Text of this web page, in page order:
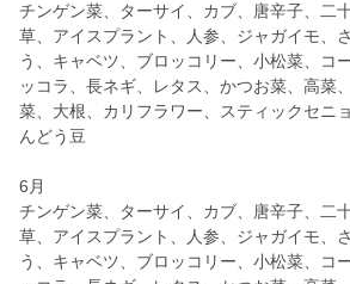
チンゲン菜、ターサイ、カブ、唐辛子、二
草、アイスプラント、人参、ジャガイモ、
う、キャベツ、ブロッコリー、小松菜、コ
ッコラ、長ネギ、レタス、かつお菜、高菜
菜、大根、カリフラワー、スティックセニ
んどう豆
6月
チンゲン菜、ターサイ、カブ、唐辛子、二
草、アイスプラント、人参、ジャガイモ、
う、キャベツ、ブロッコリー、小松菜、コ